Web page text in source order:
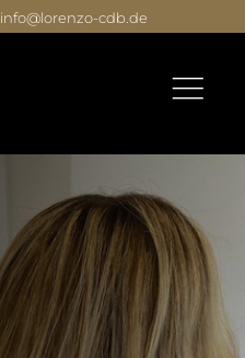
|
|
|
info@lorenzo-cdb.de